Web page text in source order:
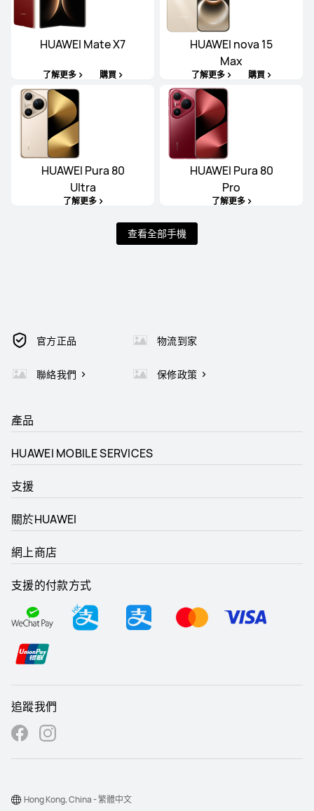
HUAWEI Mate X7
了解更多 購買
HUAWEI nova 15
Max
了解更多 購買
HUAWEI Pura 80
Ultra
了解更多
HUAWEI Pura 80
Pro
了解更多
查看全部手機
官方正品 物流到家
聯絡我們 保修政策
產品
HUAWEI MOBILE SERVICES
支援
關於HUAWEI
網上商店
支援的付款方式
追蹤我們
Hong Kong, China - 繁體中文